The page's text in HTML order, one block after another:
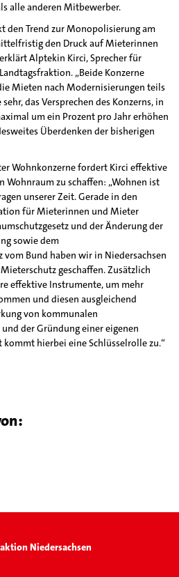
alle anderen Mitbewerber.
den Trend zur Monopolisierung am
den Druck auf Mieterinnen
Alptekin Kirci, Sprecher für
„Beide Konzerne
Mieten nach Modernisierungen teils
das Versprechen des Konzerns, in
um ein Prozent pro Jahr erhöhen
Überdenken der bisherigen
Wohnkonzerne fordert Kirci effektive
Wohnraum zu schaffen: „Wohnen ist
unserer Zeit. Gerade in den
für Mieterinnen und Mieter
und der Änderung der
sowie dem
Bund haben wir in Niedersachsen
geschaffen. Zusätzlich
effektive Instrumente, um mehr
und diesen ausgleichend
von kommunalen
der Gründung einer eigenen
kommt hierbei eine Schlüsselrolle zu.“
Niedersachsen